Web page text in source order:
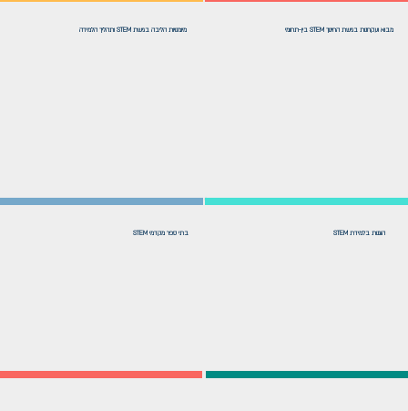
הוגנות בלמידת STEM בתי ספר מקדמי STEM
מיומנויות הליבה בגישת STEM ותהליך הלמידה מבוא ועקרונות בגישת החינוך STEM בין-תחומי